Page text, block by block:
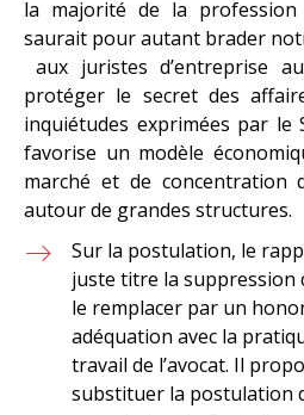
la majorité de la profession
saurait pour autant brader
aux juristes d’entreprise
protéger le secret des
inquiétudes exprimées par le
favorise un modèle
marché et de concentration
autour de grandes structures.
Sur la postulation, le
juste titre la suppression
le remplacer par un
adéquation avec la
travail de l’avocat. Il
substituer la postulation